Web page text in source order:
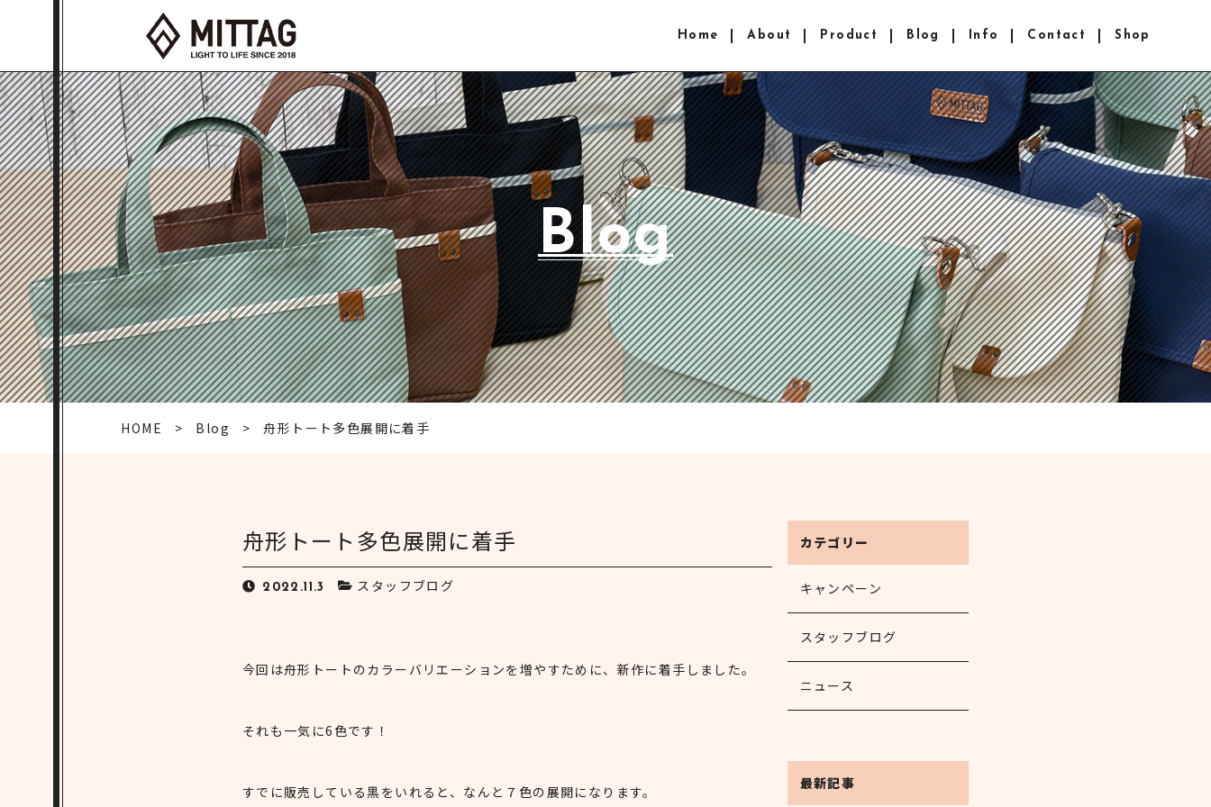
Home About Product Blog Info Contact Shop
Blog
HOME Blog 舟形トート多色展開に着手
舟形トート多色展開に着手
2022.11.3 スタッフブログ
今回は舟形トートのカラーバリエーションを増やすために、新作に着手しました。
それも一気に6色です！
すでに販売している黒をいれると、なんと７色の展開になります。
カテゴリー
キャンペーン
スタッフブログ
ニュース
最新記事